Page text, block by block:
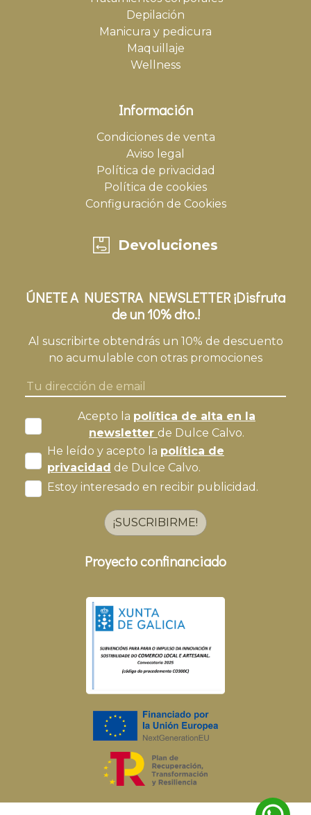
Depilación
Manicura y pedicura
Maquillaje
Wellness
Información
Condiciones de venta
Aviso legal
Política de privacidad
Política de cookies
Configuración de Cookies
Devoluciones
ÚNETE A NUESTRA NEWSLETTER ¡Disfruta
de un 10% dto.!
Al suscribirte obtendrás un 10% de descuento
no acumulable con otras promociones
Acepto la política de alta en la
newsletter de Dulce Calvo.
He leído y acepto la política de
privacidad de Dulce Calvo.
Estoy interesado en recibir publicidad.
¡SUSCRIBIRME!
Proyecto confinanciado